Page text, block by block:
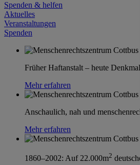
Spenden & helfen
Aktuelles
Veranstaltungen
Spenden
Früher Haftanstalt – heute
Mehr erfahren
Anschaulich, nah und
Mehr erfahren
1860–2002: Auf 22.000m2